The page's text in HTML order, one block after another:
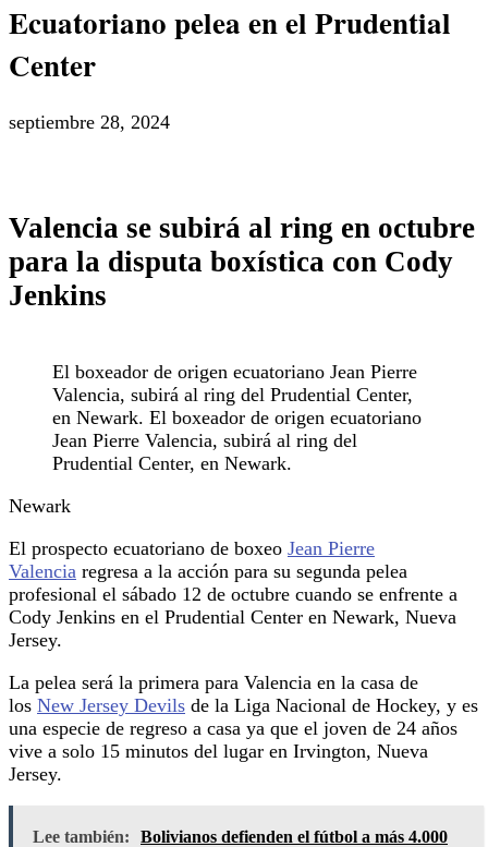
Ecuatoriano pelea en el Prudential
Center
septiembre 28, 2024
Valencia se subirá al ring en octubre
para la disputa boxística con Cody
Jenkins
El boxeador de origen ecuatoriano Jean Pierre
Valencia, subirá al ring del Prudential Center,
en Newark. El boxeador de origen ecuatoriano
Jean Pierre Valencia, subirá al ring del
Prudential Center, en Newark.
Newark
El prospecto ecuatoriano de boxeo Jean Pierre
Valencia regresa a la acción para su segunda pelea
profesional el sábado 12 de octubre cuando se enfrente a
Cody Jenkins en el Prudential Center en Newark, Nueva
Jersey.
La pelea será la primera para Valencia en la casa de
los New Jersey Devils de la Liga Nacional de Hockey, y es
una especie de regreso a casa ya que el joven de 24 años
vive a solo 15 minutos del lugar en Irvington, Nueva
Jersey.
Lee también:
Bolivianos defienden el fútbol a más 4.000